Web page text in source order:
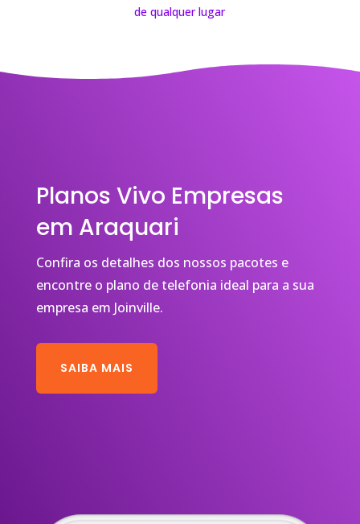
dequalquer lugar
Planos Vivo Empresas
em Araquari
Confira os detalhes dos nossos pacotes e
encontre o plano de telefonia ideal para a sua
empresa em Joinville.
SAIBA MAIS